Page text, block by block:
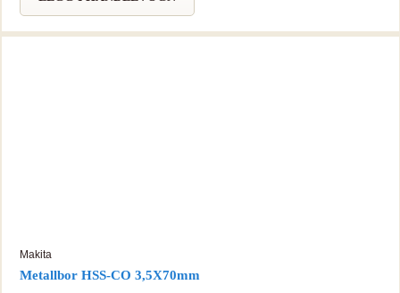
Makita
Metallbor HSS-CO 3,5X70mm